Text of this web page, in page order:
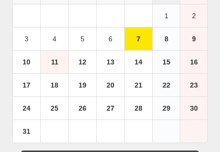
1 2
3 4 5 6 7 8 9
10 11 12 13 14 15 16
17 18 19 20 21 22 23
24 25 26 27 28 29 30
31